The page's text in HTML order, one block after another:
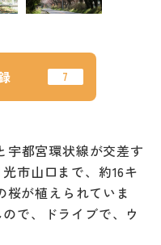
宇都宮環状線が交差す
市山口まで、約16キ
桜が植えられていま
で、ドライブで、ウ
MICE
フィルムコミ
ッション
フォトダウン
ロード